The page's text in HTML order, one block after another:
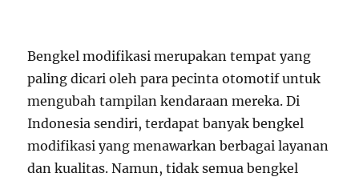
Bengkel modifikasi merupakan tempat yang
paling dicari oleh para pecinta otomotif untuk
mengubah tampilan kendaraan mereka. Di
Indonesia sendiri, terdapat banyak bengkel
modifikasi yang menawarkan berbagai layanan
dan kualitas. Namun, tidak semua bengkel